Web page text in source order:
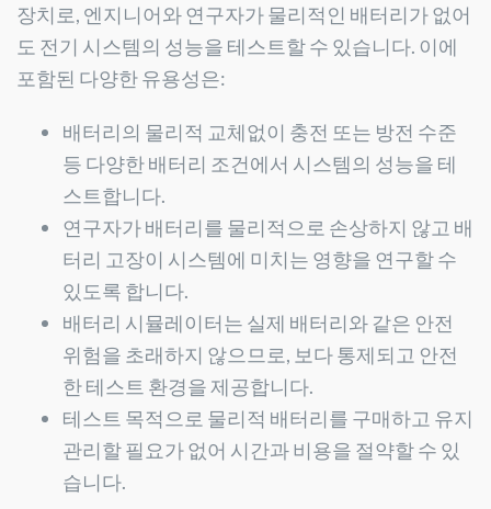
장치로, 엔지니어와 연구자가 물리적인 배터리가 없어
도 전기 시스템의 성능을 테스트할 수 있습니다. 이에
포함된 다양한 유용성은:
배터리의 물리적 교체없이 충전 또는 방전 수준
등 다양한 배터리 조건에서 시스템의 성능을 테
스트합니다.
연구자가 배터리를 물리적으로 손상하지 않고 배
터리 고장이 시스템에 미치는 영향을 연구할 수
있도록 합니다.
배터리 시뮬레이터는 실제 배터리와 같은 안전
위험을 초래하지 않으므로, 보다 통제되고 안전
한 테스트 환경을 제공합니다.
테스트 목적으로 물리적 배터리를 구매하고 유지
관리할 필요가 없어 시간과 비용을 절약할 수 있
습니다.